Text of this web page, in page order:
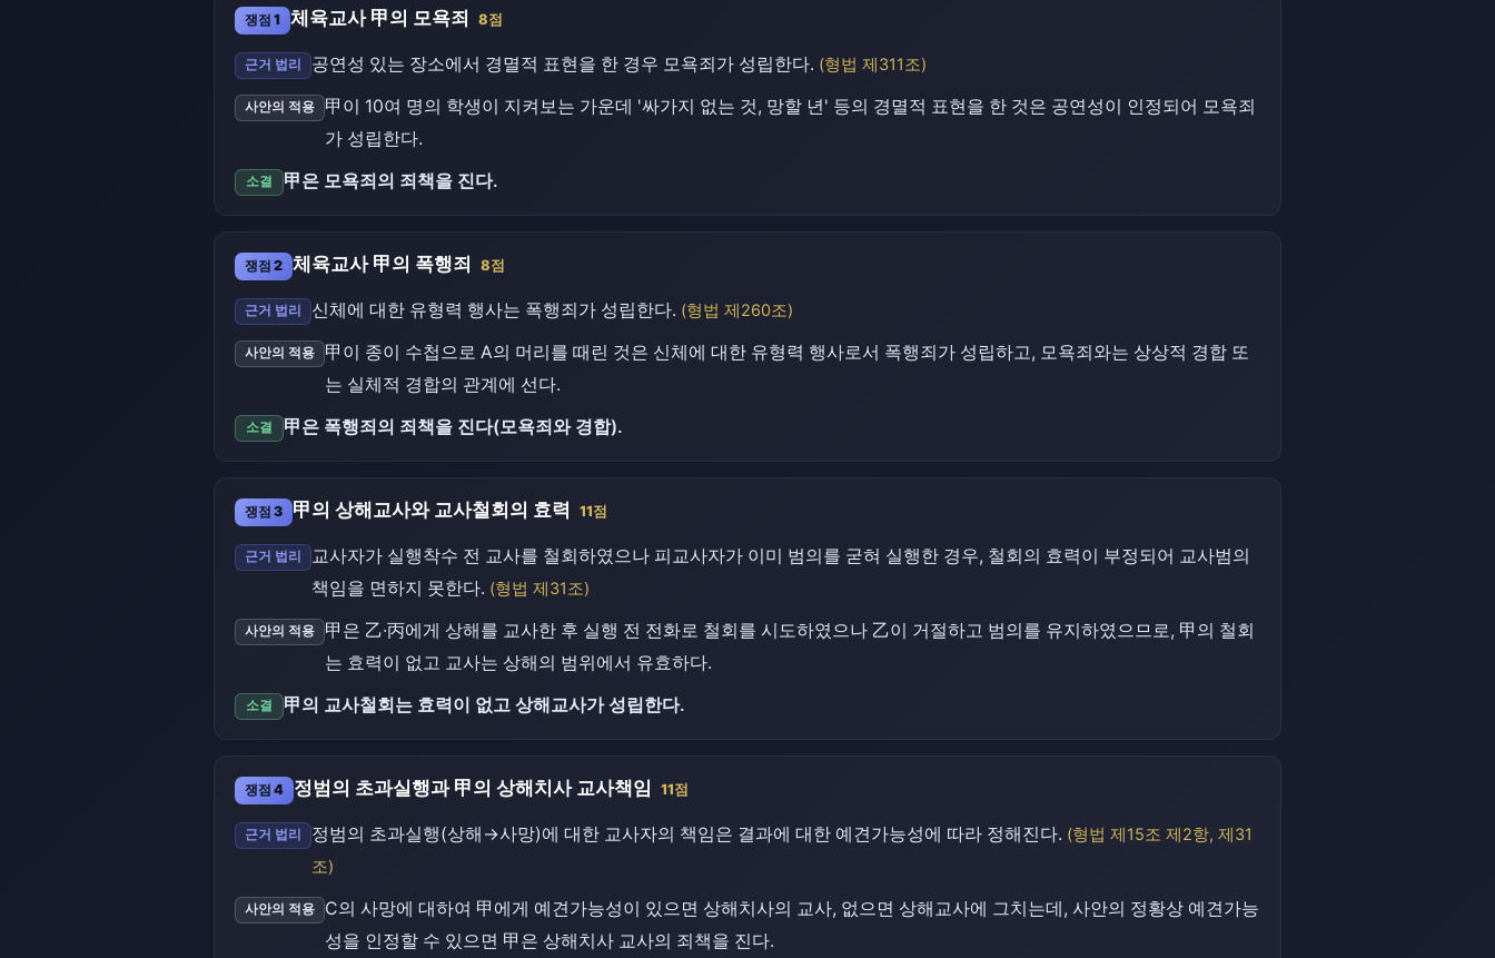
쟁점 1 체육교사 甲의 모욕죄 8점
근거 법리 공연성 있는 장소에서 경멸적 표현을 한 경우 모욕죄가 성립한다. (형법 제311조)
사안의 적용
甲이 10여 명의 학생이 지켜보는 가운데 '싸가지 없는 것, 망할 년' 등의 경멸적 표현을 한 것은 공연성이 인정되어 모욕죄
가 성립한다.
소결 甲은 모욕죄의 죄책을 진다.
쟁점 2 체육교사 甲의 폭행죄 8점
근거 법리 신체에 대한 유형력 행사는 폭행죄가 성립한다. (형법 제260조)
사안의 적용
甲이 종이 수첩으로 A의 머리를 때린 것은 신체에 대한 유형력 행사로서 폭행죄가 성립하고, 모욕죄와는 상상적 경합 또
는 실체적 경합의 관계에 선다.
소결 甲은 폭행죄의 죄책을 진다(모욕죄와 경합).
쟁점 3 甲의 상해교사와 교사철회의 효력 11점
근거 법리
교사자가 실행착수 전 교사를 철회하였으나 피교사자가 이미 범의를 굳혀 실행한 경우, 철회의 효력이 부정되어 교사범의
책임을 면하지 못한다. (형법 제31조)
사안의 적용
甲은 乙·丙에게 상해를 교사한 후 실행 전 전화로 철회를 시도하였으나 乙이 거절하고 범의를 유지하였으므로, 甲의 철회
는 효력이 없고 교사는 상해의 범위에서 유효하다.
소결 甲의 교사철회는 효력이 없고 상해교사가 성립한다.
쟁점 4 정범의 초과실행과 甲의 상해치사 교사책임 11점
근거 법리 정범의 초과실행(상해→사망)에 대한 교사자의 책임은 결과에 대한 예견가능성에 따라 정해진다. (형법 제15조 제2항, 제31
조)
사안의 적용
C의 사망에 대하여 甲에게 예견가능성이 있으면 상해치사의 교사, 없으면 상해교사에 그치는데, 사안의 정황상 예견가능
성을 인정할 수 있으면 甲은 상해치사 교사의 죄책을 진다.